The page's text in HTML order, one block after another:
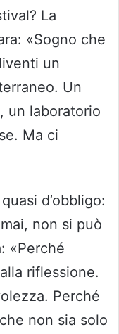
La
«Sogno che
un
Un
un laboratorio
Ma ci
d’obbligo:
non si può
«Perché
riflessione.
Perché
non sia solo